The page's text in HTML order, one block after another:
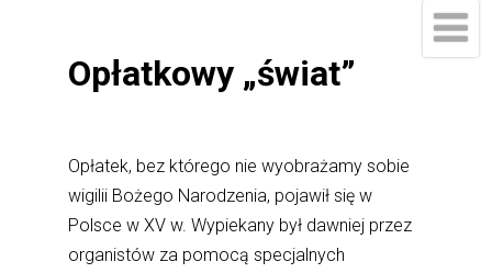
Opłatkowy „świat”
Opłatek, bez którego nie wyobrażamy sobie
wigilii Bożego Narodzenia, pojawił się w
Polsce w XV w. Wypiekany był dawniej przez
organistów za pomocą specjalnych